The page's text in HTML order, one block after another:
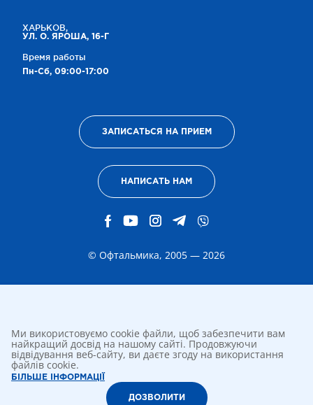
ХАРЬКОВ,
УЛ. О. ЯРОША, 16-Г
Время работы
Пн-Сб, 09:00-17:00
ЗАПИСАТЬСЯ НА ПРИЕМ
НАПИСАТЬ НАМ
© Офтальмика, 2005 — 2026
Ми використовуємо cookie файли, щоб забезпечити вам
найкращий досвід на нашому сайті. Продовжуючи
відвідування веб-сайту, ви даєте згоду на використання
файлів cookie.
БІЛЬШЕ ІНФОРМАЦІЇ
ДОЗВОЛИТИ